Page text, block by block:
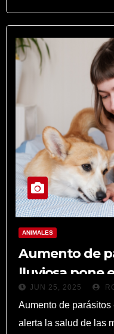
ANIMALES
Aumento de
lluviosa pone
las mascotas
JUN 25, 2025
Aumento de
alerta la salud de las